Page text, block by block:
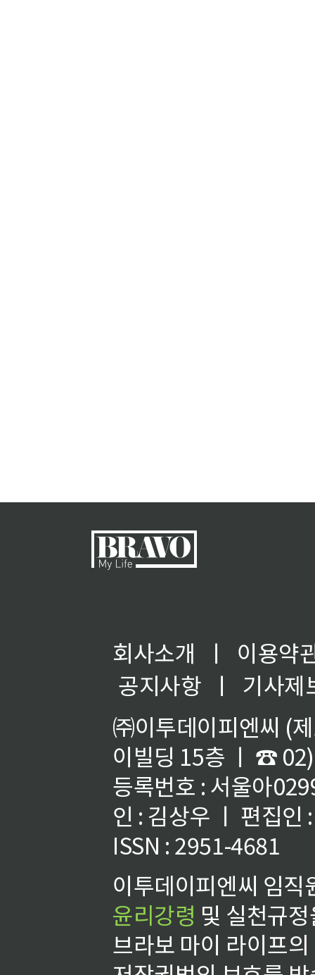
회사소개 ㅣ
이용약
공지사항
ㅣ
기사제
㈜이투데이피엔씨 (
이빌딩 15층 ㅣ ☎
등록번호 : 서울아
인 : 김상우 ㅣ 편집인
ISSN : 2951-4681
이투데이피엔씨 임
윤리강령 및 실천규
브라보 마이 라이프